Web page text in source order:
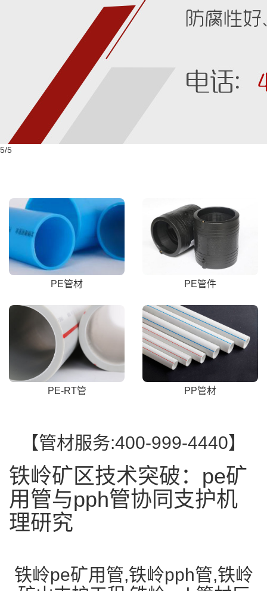
5/5
PE管材 PE管件
PE-RT管 PP管材
【管材服务:400-999-4440】
铁岭矿区技术突破：pe矿
用管与pph管协同支护机
理研究
铁岭pe矿用管,铁岭pph管,铁岭